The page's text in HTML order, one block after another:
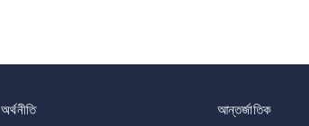
অর্থনীতি আন্তর্জাতিক